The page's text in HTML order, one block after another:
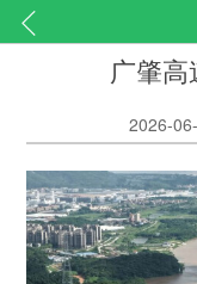
广肇
2026-